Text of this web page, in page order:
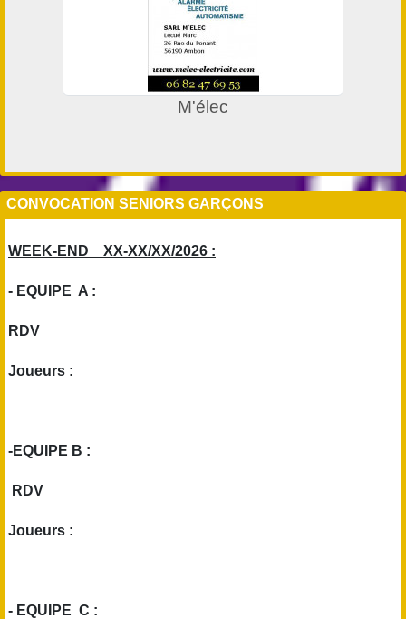
M'élec
CONVOCATION SENIORS GARÇONS
WEEK-END XX-XX/XX/2026 :
- EQUIPE A :
RDV
Joueurs :
-EQUIPE B :
RDV
Joueurs :
- EQUIPE C :